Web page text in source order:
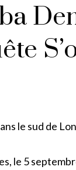
le sud de
le 5